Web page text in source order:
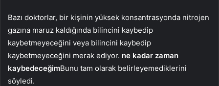
Bazı doktorlar, bir kişinin yüksek konsantrasyonda nitrojen
gazına maruz kaldığında bilincini kaybedip
kaybetmeyeceğini veya bilincini kaybedip
kaybetmeyeceğini merak ediyor. ne kadar zaman
kaybedeceğimBunu tam olarak belirleyemediklerini
söyledi.